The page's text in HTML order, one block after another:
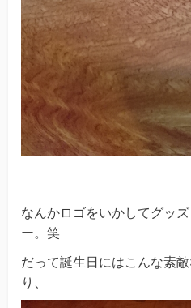
なんかロゴをいかしてグッ
ー。笑
だって誕生日にはこんな素
り、